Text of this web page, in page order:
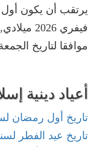
فيفري
موافقا لتاريخ الجمعة 20 مارس 2026
أعياد دينية
تاريخ أول رمضان لسنة 2026 في
تاريخ عيد الفطر لسنة 2026 في